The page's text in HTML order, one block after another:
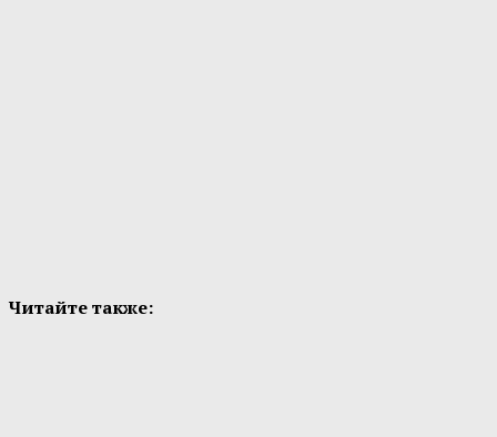
Читайте также: